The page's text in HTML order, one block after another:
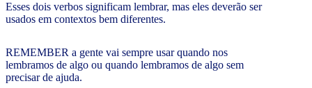
Esses dois verbos significam lembrar, mas eles deverão ser
usados em contextos bem diferentes.
REMEMBER a gente vai sempre usar quando nos
lembramos de algo ou quando lembramos de algo sem
precisar de ajuda.